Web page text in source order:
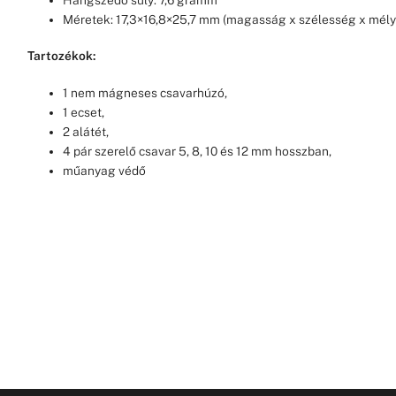
Méretek: 17,3×16,8×25,7 mm (magasság x szélesség x
Tartozékok:
1 nem mágneses csavarhúzó,
1 ecset,
2 alátét,
4 pár szerelő csavar 5, 8, 10 és 12 mm hosszban,
műanyag védő